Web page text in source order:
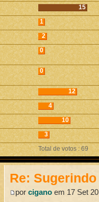
15
1
2
0
0
12
4
10
3
Total de votos : 69
Re:
porcigano em 17 Set